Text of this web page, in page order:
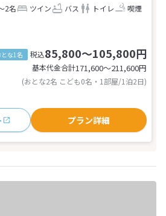
2名 ツイン バス トイレ 喫煙
とな1名 税込85,800～105,800円
基本代金合計171,600〜211,600円
(おとな2名 こども0名・1部屋/1泊2日)
プラン詳細